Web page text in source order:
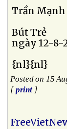
Trần Mạnh
Bút Trẻ
ngày 12-8-
{nl}{nl}
Posted on 15
[ print ]